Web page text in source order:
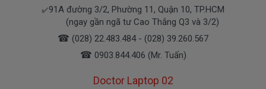
( Pin Oem loại thay thế của xưởng
thứ 3 sàn xuất nhé )
Thay Pin laptop Asus K455Lchính hãng Giá
✔️91A đường 3/2, Phường 11, Quận 10, TP.HCM
(ngay gần ngã tư Cao Thắng Q3 và 3/2)
☎ (028) 22.483.484 - (028) 39.260.567
☎ 0903.844.406 (Mr. Tuấn)
Doctor Laptop 02